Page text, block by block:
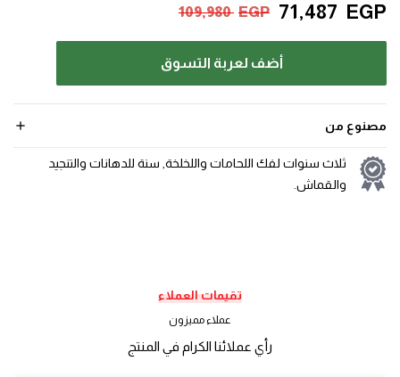
109,980 EGP 71,487 EGP
أضف لعربة التسوق
مصنوع من
ثلاث سنوات لفك اللحامات واللخلخة, سنة للدهانات والتنجيد
والقماش.
تقيمات العملاء
عملاء مميزون
رأي عملائنا الكرام في المنتج